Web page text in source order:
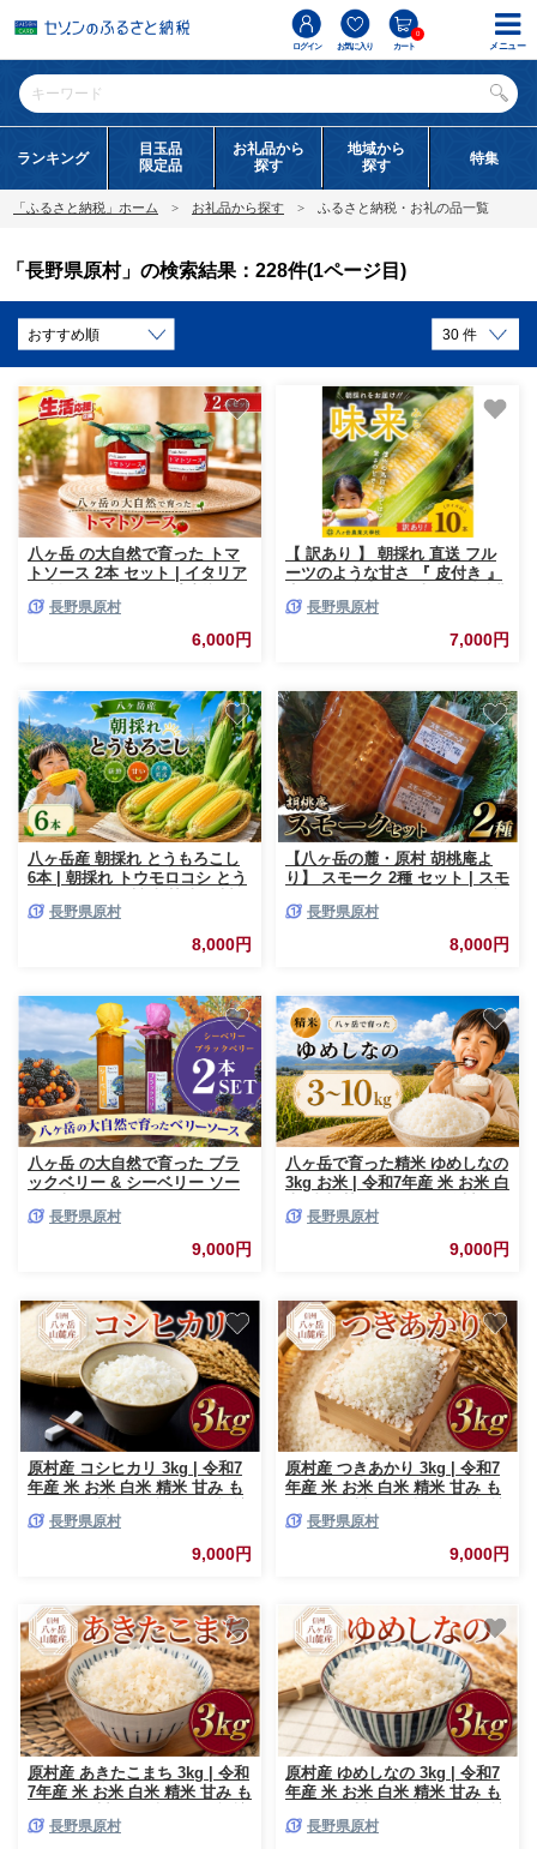
ログイン お気に入り カート
0
ランキング
目玉品
限定品
お礼品から
探す
地域から
探す
特集
「ふるさと納税」ホーム お礼品から探す ふるさと納税・お礼の品一覧
「長野県原村」の検索結果：228件(1ページ目)
八ヶ岳 の大自然で育った トマ
トソース 2本 セット | イタリア
甘い 信州 八ヶ岳 長野県 諏訪郡
長野県原村
6,000円
【 訳あり 】 朝採れ 直送 フル
ーツのような甘さ 『 皮付き 』
業大学校 トウモロコシ サイズ
不選別 自然 旨味 甘味 生食 信
州 八ヶ岳 長野県 諏訪郡 原村
長野県原村
7,000円
八ヶ岳産 朝採れ とうもろこし
6本 | 朝採れ トウモロコシ とう
八ヶ岳 長野県 諏訪郡 原村
長野県原村
8,000円
【八ヶ岳の麓・原村 胡桃庵よ
り】 スモーク 2種 セット | スモ
製 肉 チーズ 鶏肉 グルメ 信州
八ヶ岳 長野県 諏訪郡 原村
長野県原村
8,000円
八ヶ岳 の大自然で育った ブラ
ックベリー & シーベリー ソー
ス デザート 甘い 農薬不使用 安
心 信州 八ヶ岳 長野県 諏訪郡
長野県原村
9,000円
八ヶ岳で育った精米 ゆめしなの
3kg お米 | 令和7年産 米 お米 白
ヶ岳 長野県 諏訪郡 原村
長野県原村
9,000円
原村産 コシヒカリ 3kg | 令和7
年産 米 お米 白米 精米 甘み も
郡 原村
長野県原村
9,000円
原村産 つきあかり 3kg | 令和7
年産 米 お米 白米 精米 甘み も
郡 原村
長野県原村
9,000円
原村産 あきたこまち 3kg | 令和
7年産 米 お米 白米 精米 甘み も
郡 原村
長野県原村
原村産 ゆめしなの 3kg | 令和7
年産 米 お米 白米 精米 甘み も
郡 原村
長野県原村
メニュー